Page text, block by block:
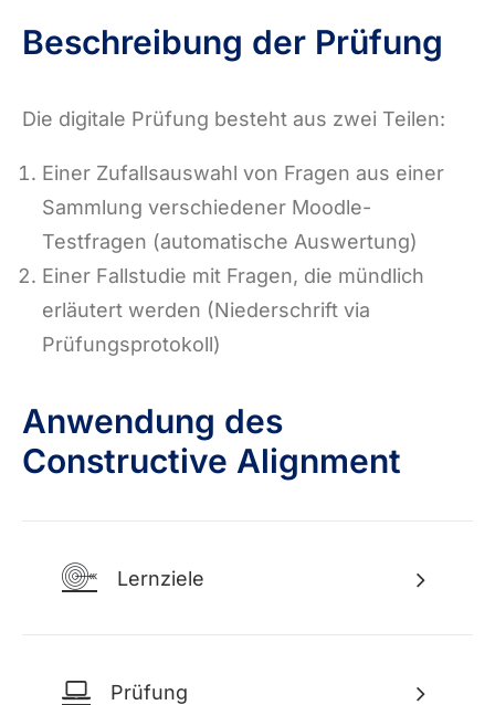
Beschreibung der Prüfung
Die digitale Prüfung besteht aus zwei Teilen:
Einer Zufallsauswahl von Fragen aus einer
Sammlung verschiedener Moodle-
Testfragen (automatische Auswertung)
Einer Fallstudie mit Fragen, die mündlich
erläutert werden (Niederschrift via
Prüfungsprotokoll)
Anwendung des
Constructive Alignment
Lernziele
Prüfung